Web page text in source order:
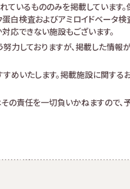
いるもののみを掲載しています
白検査およびアミロイドベータ検
応できない施設もございます。
力しておりますが、掲載した情
めいたします。掲載施設に関する
の責任を一切負いかねますので、